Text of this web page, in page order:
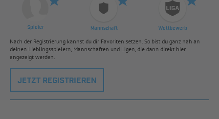
Spieler Mannschaft Wettbewerb
Nach der Registrierung kannst du dir Favoriten setzen. So bist du ganz nah an
deinen Lieblingsspielern, Mannschaften und Ligen, die dann direkt hier
angezeigt werden.
JETZT REGISTRIEREN